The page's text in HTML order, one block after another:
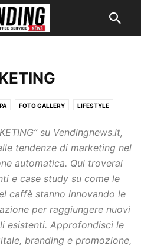
FOTO GALLERY LIFESTYLE
E CONGRATULAZIONIsu Vendingnews.it,
tendenze di marketing nel
automatica. Qui troverai
e case study su come le
caffè stanno innovando le
per raggiungere nuovi
esistenti. Approfondisci le
branding e promozione,